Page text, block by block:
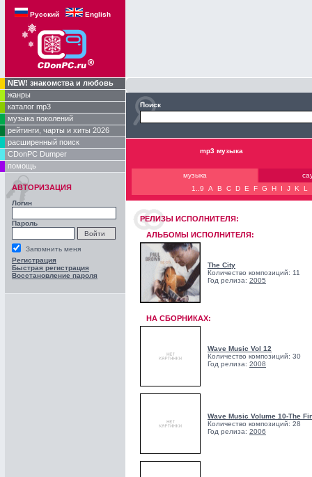
Русский English
NEW! знакомства и любовь
жанры
каталог mp3
музыка поколений
рейтинги, чарты и хиты 2026
расширенный поиск
CDonPC Dumper
помощь
АВТОРИЗАЦИЯ
Логин
Пароль
Запомнить меня
Регистрация
Быстрая регистрация
Восстановление пароля
Поиск
mp3 музыка
музыка
1..9
A B C D E F G H I J K L
РЕЛИЗЫ ИCПОЛНИТЕЛЯ:
АЛЬБОМЫ ИСПОЛНИТЕЛЯ:
The City
Количество композиций: 11
Год релиза: 2005
НА СБОРНИКАХ:
Wave Music Vol 12
Количество композиций: 30
Год релиза: 2008
Wave Music Volume 10-The
Количество композиций: 28
Год релиза: 2006